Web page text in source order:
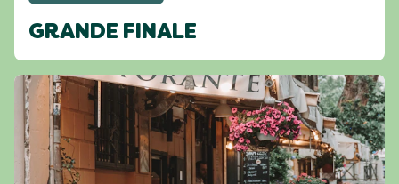
GRANDE FINALE